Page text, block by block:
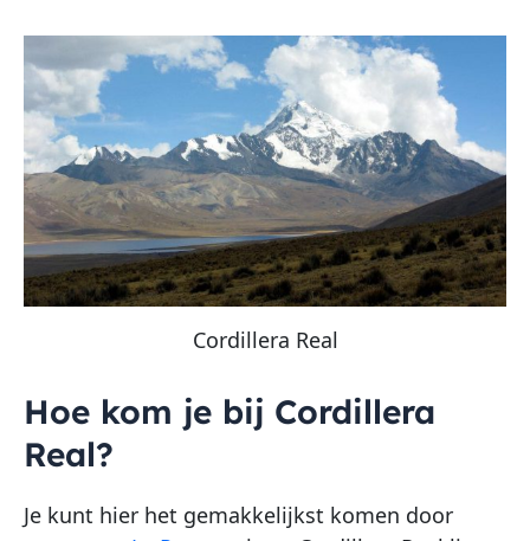
Cordillera Real
Hoe kom je bij Cordillera
Real?
Je kunt hier het gemakkelijkst komen door